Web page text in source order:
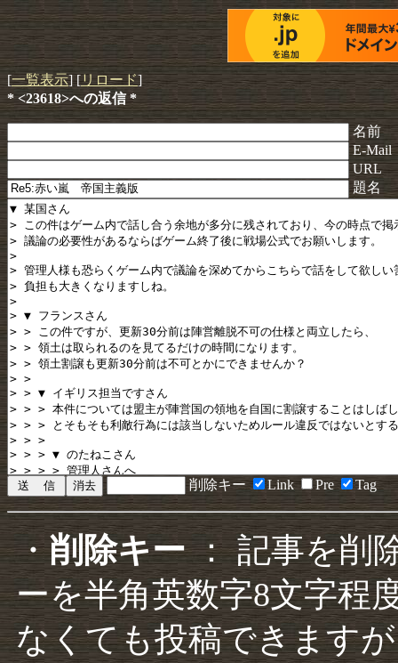
[一覧表示] [リロード]
* <23618>への返信 *
名前
E-Mail
URL
題名
削除キー Link Pre Tag
・削除キー： 記事を削
ーを半角英数字8文字程
なくても投稿できます